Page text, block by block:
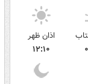
اذان ظهر
۱۲:۱۰